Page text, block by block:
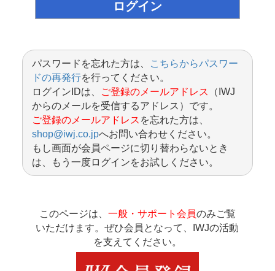
パスワードを忘れた方は、
こちらからパスワー
ドの再発行を行ってください。
ログインIDは、
ご登録のメールアドレス
（IWJ
からのメールを受信するアドレス）です。
ご登録のメールアドレス を忘れた方は、
shop@iwj.co.jpへお問い合わせください。
もし画面が会員ページに切り替わらないとき
は、もう一度ログインをお試しください。
このページは、 一般・サポート会員のみご覧
いただけます。ぜひ会員となって、IWJの活動
を支えてください。